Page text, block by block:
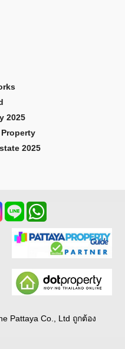
2025
2025
Pattaya Co., Ltd ถูกต้อง